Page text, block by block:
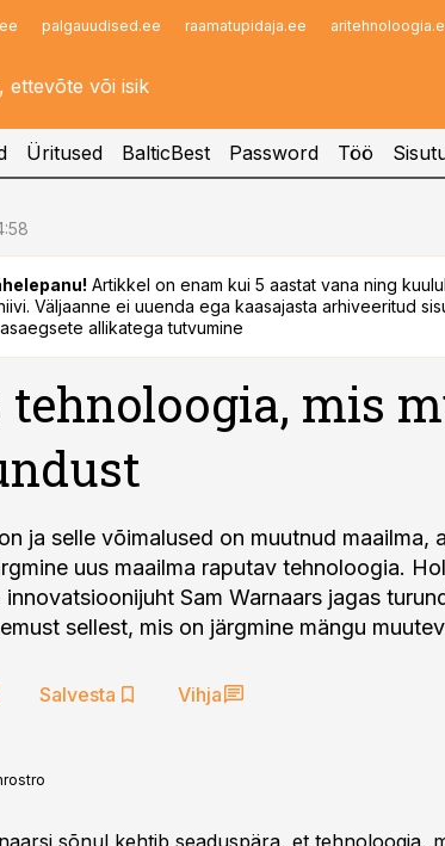
palgauudised.ee raamatupidaja.ee
Infopank
Üritused BalticBest Password Töö
Artikkel on enam kui 5 aastat vana ning
Väljaanne ei uuenda ega kaasajasta arhiveeritud
allikatega tutvumine
tehnoloogia, mis
ja selle võimalused on muutnud maailma,
uus maailma raputav tehnoloogia.
innovatsioonijuht Sam Warnaars jagas
sellest, mis on järgmine mängu
Salvesta Vihja
sõnul kehtib seaduspära, et tehnoloogia,